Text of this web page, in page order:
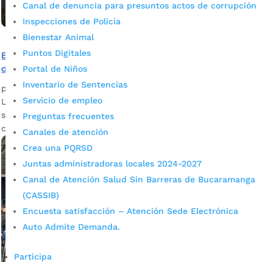
Canal de denuncia para presuntos actos de corrupción
Inspecciones de Policía
Bienestar Animal
Puntos Digitales
Portal de Niños
Inventario de Sentencias
Servicio de empleo
Preguntas frecuentes
Canales de atención
Crea una PQRSD
Juntas administradoras locales 2024-2027
Canal de Atención Salud Sin Barreras de Bucaramanga
(CASSIB)
Encuesta satisfacción – Atención Sede Electrónica
Auto Admite Demanda.
Participa
Bucaramanga celebra la “Semana de las Letras” con más
de 40 eventos
por admin_prensa |Abr 22, 2025
La «Semana de las Letras» es una apuesta decidida por
sembrar amor por la lectura en cada barrio de la ciudad,
con más de 40 eventos.